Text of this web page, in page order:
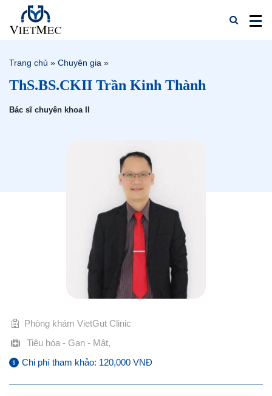
Trang chủ » Chuyên gia »
ThS.BS.CKII Trần Kinh Thành
Bác sĩ chuyên khoa II
Phòng khám VietGut Clinic
Tiêu hóa - Gan - Mật,
Chi phí tham khảo: 120,000 VNĐ